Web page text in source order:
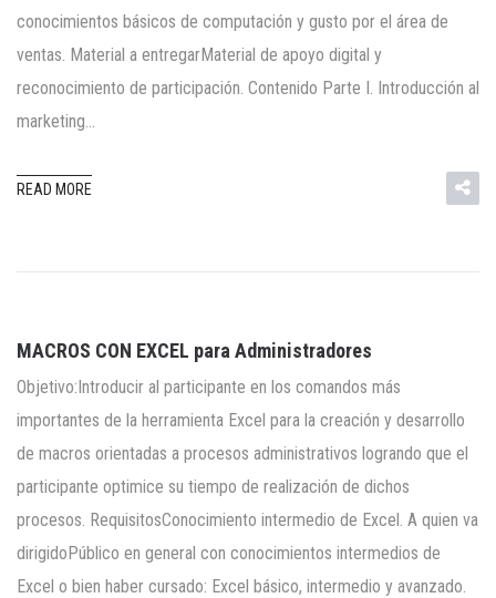
conocimientos básicos de computación y gusto por el área de
ventas. Material a entregarMaterial de apoyo digital y
reconocimiento de participación. Contenido Parte I. Introducción al
marketing…
READ MORE
MACROS CON EXCEL para Administradores
Objetivo:Introducir al participante en los comandos más
importantes de la herramienta Excel para la creación y desarrollo
de macros orientadas a procesos administrativos logrando que el
participante optimice su tiempo de realización de dichos
procesos. RequisitosConocimiento intermedio de Excel. A quien va
dirigidoPúblico en general con conocimientos intermedios de
Excel o bien haber cursado: Excel básico, intermedio y avanzado.